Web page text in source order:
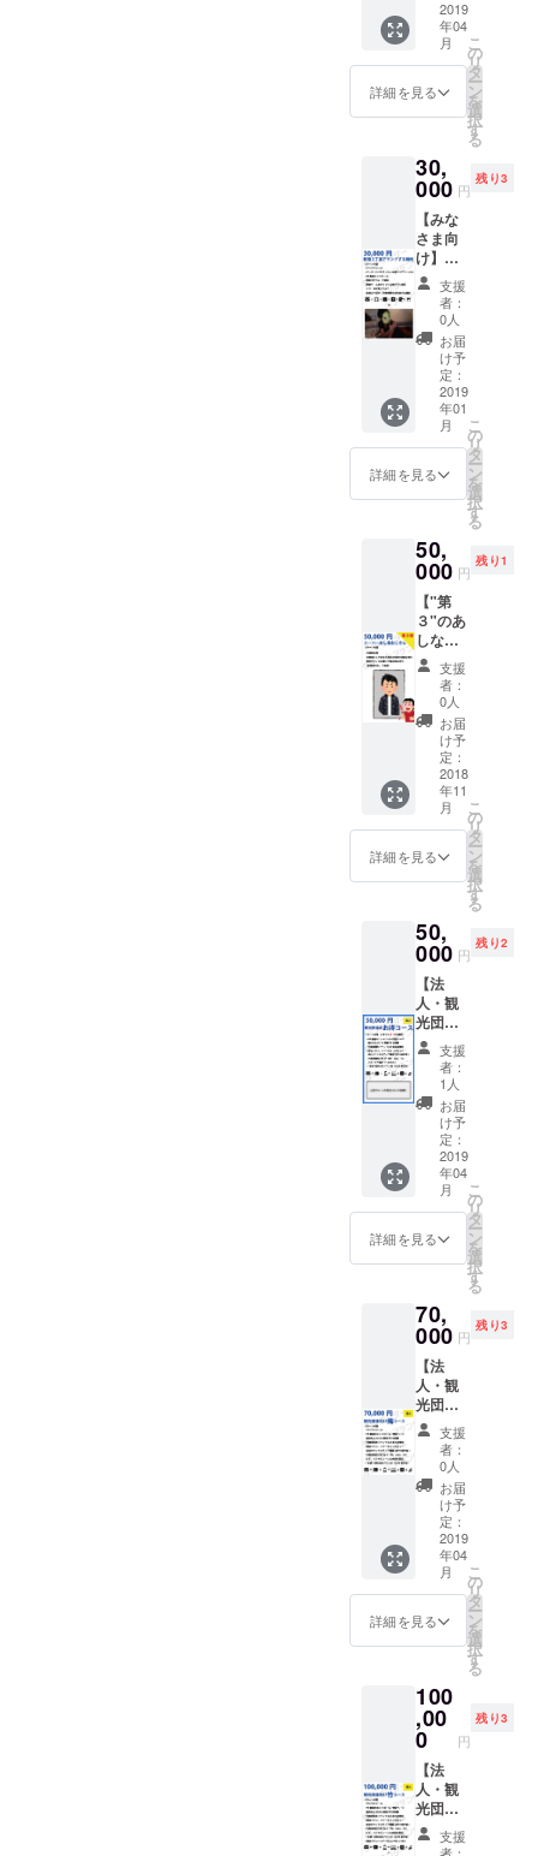
食べら
れる＆
加工食
可能 ・
小ス
をご用
意しま
す。宣
伝やパ
ンフ
レット
などは
御社で
お願い
しま
す。
居酒屋
で一緒
に盛り
たい方
【注意
費は別
途ご負
担
（3000
円想
定） ・
第１弾
購入さ
れた方
は参加
権利有
・18
時〜22
時を予
定して
※リリー
ス記念
トの日
程は、
2019/02
/09(土)
午後を
予定し
ていま
す。 ※
沖縄居
酒屋貸
切イベ
ントの
日程
は、
2019/02
/11(月
祝)18
時〜を
予定し
す。前
日のリ
リース
記念
パー
ティと
一緒に
まとめ
て参加
も可能
です^^
※場所は
東京都
内で
す。沖
縄では
ないの
でご注
意くだ
おすす
め】 ・
一緒に
ス時の
イベン
くれる
方 ・
「アテ
ン
ダー」
を共に
盛り上
げてく
れる方
・代
表、宮
城の地
元であ
る沖縄
居酒屋
に盛り
上がり
事項】
・参加
費は別
途ご負
担
（3000
円想
定） ・
第１弾
購入さ
れた方
は参加
権利有
・18
時〜22
定して
います
ス記念
イベン
トの日
程は、
2019/02
/09(土)
午後を
予定し
ていま
す。 ※
沖縄居
酒屋貸
切イベ
ントの
日程
は、
2019/02
/11(月
祝)18
予定し
ていま
す。前
日のリ
リース
記念
パー
ティと
一緒に
まとめ
て参加
も可能
です^^
※場所は
東京都
内で
す。沖
縄では
ないの
意くだ
さい！
ランチ /
ディ
ナー連
れてい
く権利
伴OK）
【こん
な方に
おすす
め】 ・
一緒に
リリー
ス時の
イベン
トを
祝って
くれる
方 ・
「アテ
を共に
盛り上
・悩
み、相
談した
い方
（エン
ジニア
のキャ
リア相
談）は
得意で
す ・単
純に宮
城と話
したい
項】 ・
東京都
ます。
・お店
などお
任せし
ます。
全てご
馳走願
いま
す。 ※
リリー
ス記念
イベン
トの日
程は、
2019/02
午後を
予定し
す。
ト商品
販売 &
イベン
ト時5分
プレゼ
おすす
め】 ・
地方の
特産品
や商品
を扱う
法人様
もしく
は団体
様 ・商
品や旅
プラン
をPRし
たい方
・お手
軽なPR
をした
なくと
もアテ
ンダー
に興味
がある
支援者
が参加
しま
す。 ・
FBグ
ループ
100人以
上 ・リ
リース
記念イ
参加50
人見込
チ宣伝
ができ
ます。
（FB投
稿は
我々も
コメン
トして
盛り上
げま
す）
【注意
事項】
・こち
らは協
とは別
です。
の際は
個人で
「みな
さま向
け」ご
支援を
お願い
します
・プチ
告知の
みにな
ります
・リ
リース
記念イ
は飲
食、お
可、そ
の場で
食べら
れる＆
加工食
品のみ
可能 ・
小ス
ペース
画のエ
ンド
ロール /
特設
ページ
御社名&
ロゴ&簡
掲載 ・
代表、
宮城
（沖縄
出身）
を登壇
イベン
トに呼
べる権
利（過
去に
キャリ
ア、フ
リーラ
ンス、
就職な
どで登
【こん
な方に
おすす
め】 ・
「アテ
ン
ダー」
を共に
盛り上
げてく
れる企
業・団
体様 ・
地方盛
り上げ
隊、地
域活性
治体な
ど 【注
意事
項】 ・
2019年
春制作
予定の
アテン
ダー・
オウン
ドメ
ディア
に掲載
予定 ・
特設
などはβ
版リ
映とな
ります
・PR動
画や登
壇など
は順次
2019年
入りま
したら
公開＆
利用可
能で
す。別
途調整
可能で
登壇時
の交通
含む）
はご負
担お願
いしま
す ・限
定FB希
望の際
は個人
2019
年04
月
詳細を見る
こ
の
リ
タ
ー
ン
を
選
択
す
る
30,
000 円
残り3
【みな
さま向
け】新
宿２丁
目アテ
ンドす
る権利
・サン
クス
メール
・グッ
ズ（ロ
ゴス
テッ
カー、
超クリ
イル）
・PR動
画のエ
ンド
ロール
に掲載
・「ア
テン
ダー支
援者様
限定グ
ルー
プ」FB
グルー
プ招待
・開発
チーム
ン進呈
・リ
リース
記念イ
ベント
（開発
秘話 / 開
発者交
流会）
・新宿
２丁目
で、代
表宮城
を連れ
回せる
権利 そ
こまで
めに設
定して
ます。
○○バー
の費用
は出し
てくだ
さい。
でも当
日は楽
しむ予
定で
す。
【こん
な方に
め】 ・
一緒に
イベン
トを
祝って
くれる
方 ・
「アテ
ン
ダー」
支援
者：
0人
お届
け予
定：
2019
年01
月
詳細を見る
こ
の
リ
タ
ー
ン
を
選
択
す
る
50,
000 円
残り1
【"第
３"のあ
しなが
おじさ
ん向
け】 ・
圧倒的
名誉 他
のリ
ターン
は一切
不要！
という
人向け
です
が、オ
内にあ
なた様
の写真
を額縁
に入れ
て圧倒
的に称
えさせ
ていた
だきま
す！！
額縁は
いい感
じのに
しま
す。 ま
た、
ページ
ができ
ました
ら掲載
させて
いただ
きま
す！
注：希
望者の
み、１
年間
支援
者：
0人
お届
け予
定：
2018
年11
月
詳細を見る
こ
の
リ
タ
ー
ン
を
選
択
す
る
50,
000 円
残り2
【法
人・観
光団体
向け】
よりど
りみど
りお得
コース
・PR動
画のエ
ンド
ロール /
特設
ページ
御社名&
ロゴ&簡
掲載 ・
代表、
宮城
（沖縄
出身）
を登壇
イベン
トに呼
べる権
利（地
方の働
き方な
ど） ・
御社プ
ラン/ツ
アーを
インタ
（オウ
ンドメ
ディア
掲載
*2） ・
宮城個
人の
SNSア
カウン
支援
者：
1人
お届
け予
定：
2019
年04
月
詳細を見る
こ
の
リ
タ
ー
ン
を
選
択
す
る
70,
000 円
残り3
【法
人・観
光団体
向け】
梅コー
ス ・サ
ンクス
メール
・PR動
画のエ
ンド
ロール /
特設
ページ
御社名&
ロゴ&簡
掲載 ・
代表、
宮城
（沖縄
出身）
を登壇
イベン
トに呼
べる権
支援
者：
0人
お届
け予
定：
2019
年04
月
詳細を見る
こ
の
リ
タ
ー
ン
を
選
択
す
る
100
,00
0 円
残り3
【法
人・観
光団体
向け】
竹コー
支援